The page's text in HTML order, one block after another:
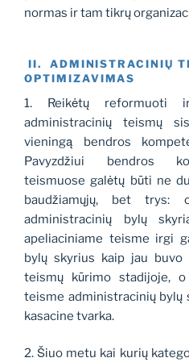
normas ir tam tikrų
II. ADMINISTRACINIŲ
OPTIMIZAVIMAS
1. Reikėtų reformuoti
administracinių teismų
vieningą bendros
Pavyzdžiui bendros
teismuose galėtų būti ne
baudžiamųjų, bet trys:
administracinių bylų
apeliaciniame teisme irgi
bylų skyrius kaip jau buvo
teismų kūrimo stadijoje, o
teisme administracinių bylų
kasacine tvarka.
2. Šiuo metu kai kurių